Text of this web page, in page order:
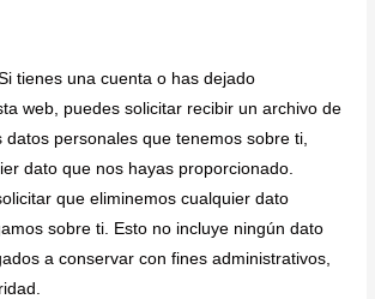
tienes una cuenta o has dejado
web, puedes solicitar recibir un archivo de
personales que tenemos sobre ti,
dato que nos hayas proporcionado.
que eliminemos cualquier dato
sobre ti. Esto no incluye ningún dato
a conservar con fines administrativos,